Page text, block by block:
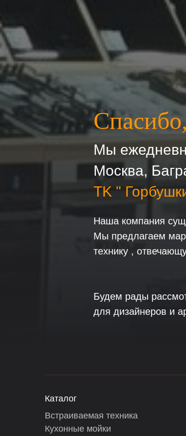
Мы
Москва,
ТK "
Наша компания
Мы предлагаем
технику ,
Будем рады
для дизайнеров и
Каталог
Встраиваемая техника
Кухонные мойки